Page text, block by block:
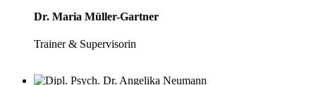
Dr. Maria Müller-Gartner
Trainer & Supervisorin